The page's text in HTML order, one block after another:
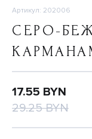
Артикул: 202006
СЕРО-
17.55 BYN
29.25 BYN